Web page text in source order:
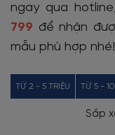
ngay qua
799 để nhận
mẫu phù hợp nhé!
TỪ 2 - 5 TRIỆU TỪ 5 - 10
Sắp